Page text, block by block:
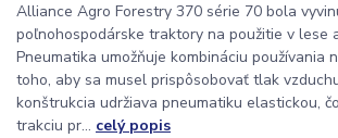
Alliance Agro Forestry 370 série 70 bola
poľnohospodárske traktory na použitie v lese
Pneumatika umožňuje kombináciu používania
toho, aby sa musel prispôsobovať tlak
konštrukcia udržiava pneumatiku elastickou,
trakciu pr... celý popis